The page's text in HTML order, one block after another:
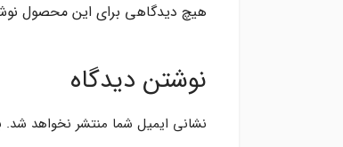
هیچ دیدگاهی برای این محصول
نوشتن دیدگاه
نشانی ایمیل شما منتشر نخواهد شد.